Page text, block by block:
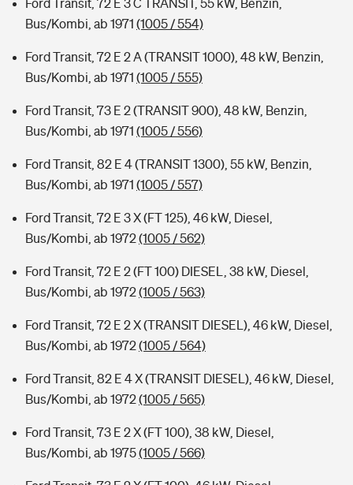
Ford Transit, 72 E 3 C TRANSIT, 55 kW, Benzin,
Bus/Kombi, ab 1971 (1005 / 554)
Ford Transit, 72 E 2 A (TRANSIT 1000), 48 kW, Benzin,
Bus/Kombi, ab 1971 (1005 / 555)
Ford Transit, 73 E 2 (TRANSIT 900), 48 kW, Benzin,
Bus/Kombi, ab 1971 (1005 / 556)
Ford Transit, 82 E 4 (TRANSIT 1300), 55 kW, Benzin,
Bus/Kombi, ab 1971 (1005 / 557)
Ford Transit, 72 E 3 X (FT 125), 46 kW, Diesel,
Bus/Kombi, ab 1972(1005 / 562)
Ford Transit, 72 E 2 (FT 100) DIESEL, 38 kW, Diesel,
Bus/Kombi, ab 1972(1005 / 563)
Ford Transit, 72 E 2 X (TRANSIT DIESEL), 46 kW, Diesel,
Bus/Kombi, ab 1972(1005 / 564)
Ford Transit, 82 E 4 X (TRANSIT DIESEL), 46 kW, Diesel,
Bus/Kombi, ab 1972(1005 / 565)
Ford Transit, 73 E 2 X (FT 100), 38 kW, Diesel,
Bus/Kombi, ab 1975(1005 / 566)